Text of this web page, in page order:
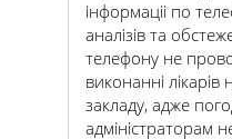
інформаціі по
аналізів та
телефону не
виконанні
закладу, адже
адміністраторам